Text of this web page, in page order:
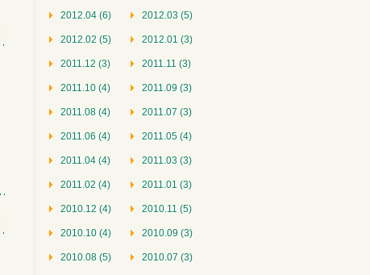
2012.04 (6) 2012.03 (5)
2012.02 (5) 2012.01 (3)
2011.12 (3) 2011.11 (3)
2011.10 (4) 2011.09 (3)
2011.08 (4) 2011.07 (3)
2011.06 (4) 2011.05 (4)
2011.04 (4) 2011.03 (3)
2011.02 (4) 2011.01 (3)
2010.12 (4) 2010.11 (5)
2010.10 (4) 2010.09 (3)
2010.08 (5) 2010.07 (3)